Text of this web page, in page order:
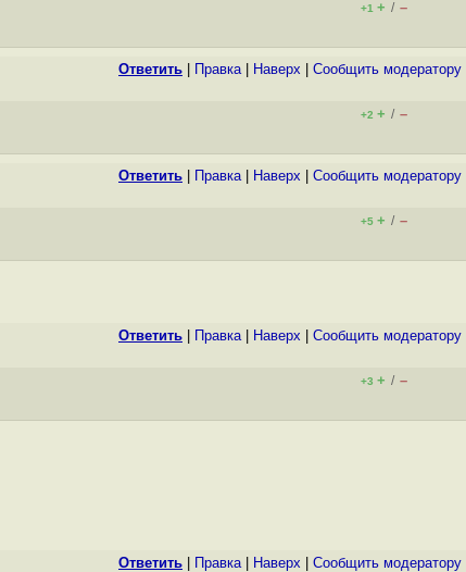
+1 + / –
Ответить Правка| Наверх Cообщить модератору
+2 + / –
Ответить Правка| Наверх Cообщить модератору
+5 + / –
Ответить Правка| Наверх Cообщить модератору
+3 + / –
Ответить Правка| Наверх Cообщить модератору